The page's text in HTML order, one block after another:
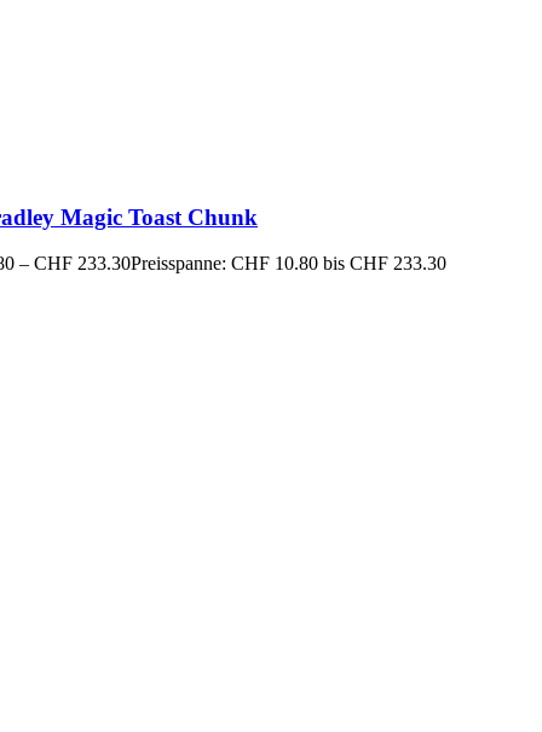
Magic Toast Chunk
– CHF 233.30Preisspanne: CHF 10.80 bis CHF 233.30